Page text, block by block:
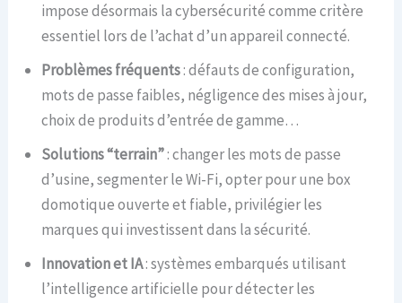
impose désormais la cybersécurité comme critère
essentiel lors de l’achat d’un appareil connecté.
Problèmes fréquents: défauts de configuration,
mots de passe faibles, négligence des mises à jour,
choix de produits d’entrée de gamme…
Solutions “terrain”: changer les mots de passe
d’usine, segmenter le Wi-Fi, opter pour une box
domotique ouverte et fiable, privilégier les
marques qui investissent dans la sécurité.
Innovation et IA: systèmes embarqués utilisant
l’intelligence artificielle pour détecter les